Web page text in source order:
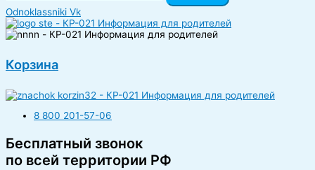
Odnoklassniki Vk
Корзина
8 800 201-57-06
Бесплатный звонок
по всей территории РФ